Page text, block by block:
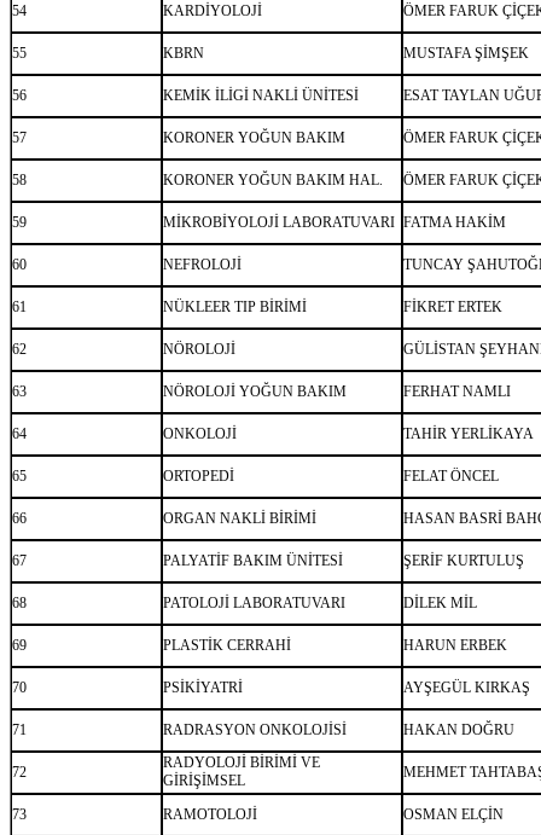
54 KARDİYOLOJİ ÖMER FARUK
55 KBRN MUSTAFA ŞİMŞEK
56 KEMİK İLİGİ NAKLİ ÜNİTESİ ESAT TAYLAN
57 KORONER YOĞUN BAKIM ÖMER FARUK
58 KORONER YOĞUN BAKIM HAL. ÖMER FARUK
59 MİKROBİYOLOJİ LABORATUVARI FATMA HAKİM
60 NEFROLOJİ TUNCAY
61 NÜKLEER TIP BİRİMİ FİKRET ERTEK
62 NÖROLOJİ GÜLİSTAN
63 NÖROLOJİ YOĞUN BAKIM FERHAT NAMLI
64 ONKOLOJİ TAHİR YERLİKAYA
65 ORTOPEDİ FELAT ÖNCEL
66 ORGAN NAKLİ BİRİMİ HASAN BASRİ
67 PALYATİF BAKIM ÜNİTESİ ŞERİF KURTULUŞ
68 PATOLOJİ LABORATUVARI DİLEK MİL
69 PLASTİK CERRAHİ HARUN ERBEK
70 PSİKİYATRİ AYŞEGÜL KIRKAŞ
71 RADRASYON ONKOLOJİSİ HAKAN DOĞRU
72
RADYOLOJİ BİRİMİ VE
GİRİŞİMSEL
MEHMET
73 RAMOTOLOJİ OSMAN ELÇİN